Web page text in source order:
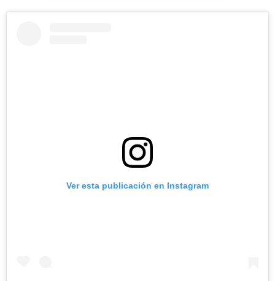
Ver esta publicación en Instagram